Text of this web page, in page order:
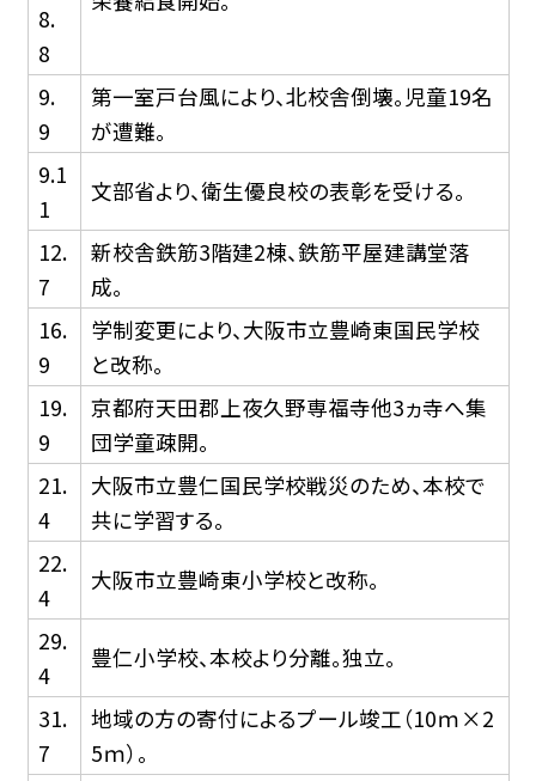
8.
8
9.
9
第一室戸台風により、北校舎倒壊。児童19名
が遭難。
9.1
1
文部省より、衛生優良校の表彰を受ける。
12.
7
新校舎鉄筋3階建2棟、鉄筋平屋建講堂落
成。
16.
9
学制変更により、大阪市立豊崎東国民学校
と改称。
19.
9
京都府天田郡上夜久野専福寺他3ヵ寺へ集
団学童疎開。
21.
4
大阪市立豊仁国民学校戦災のため、本校で
共に学習する。
22.
4
大阪市立豊崎東小学校と改称。
29.
4
豊仁小学校、本校より分離。独立。
31.
7
地域の方の寄付によるプール竣工（10ｍ×2
5ｍ）。